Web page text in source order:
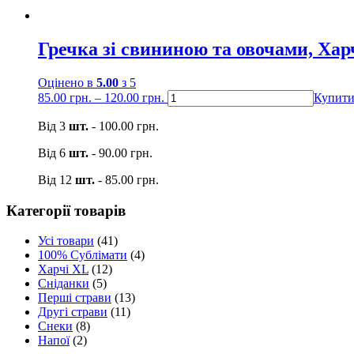
Гречка зі свининою та овочами,
Оцінено в 5.00 з 5
85.00 грн. – 120.00 грн. Купити
Від 3 шт. - 100.00 грн.
Від 6 шт. - 90.00 грн.
Від 12 шт. - 85.00 грн.
Категорії товарів
Усі товари (41)
100% Сублімати (4)
Харчі XL (12)
Сніданки (5)
Перші страви (13)
Другі страви (11)
Снеки (8)
Напої (2)